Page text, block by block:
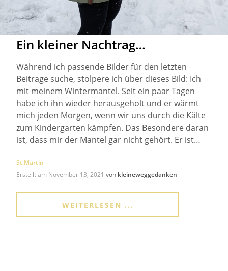
Ein kleiner Nachtrag…
Während ich passende Bilder für den letzten
Beitrage suche, stolpere ich über dieses Bild: Ich
mit meinem Wintermantel. Seit ein paar Tagen
habe ich ihn wieder herausgeholt und er wärmt
mich jeden Morgen, wenn wir uns durch die Kälte
zum Kindergarten kämpfen. Das Besondere daran
ist, dass mir der Mantel gar nicht gehört. Er ist…
St.Martin
Erstellt am November 13, 2021 von kleineweggedanken
WEITERLESEN ...